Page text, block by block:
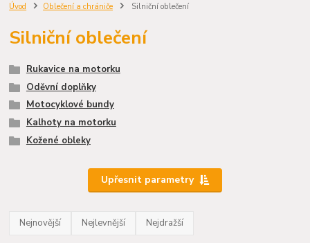
Úvod Oblečení a chrániče Silniční oblečení
Silniční oblečení
Rukavice na motorku
Oděvní doplňky
Motocyklové bundy
Kalhoty na motorku
Kožené obleky
Upřesnit parametry
Nejnovější Nejlevnější Nejdražší